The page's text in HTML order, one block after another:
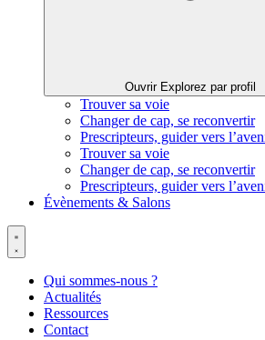
Ouvrir Explorez par profil
Trouver sa voie
Changer de cap, se reconvertir
Prescripteurs, guider vers
Trouver sa voie
Changer de cap, se reconvertir
Prescripteurs, guider vers
Évènements & Salons
Qui sommes-nous ?
Actualités
Ressources
Contact